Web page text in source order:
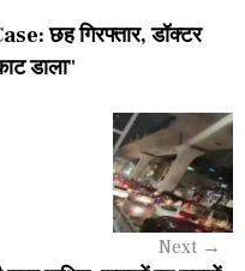
छह गिरफ्तार, डॉक्टर
डाला"
Next →